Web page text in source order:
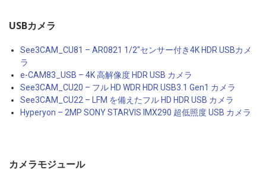
USBカメラ
See3CAM_CU81 – AR0821 1/2″センサー付き4K HDR USBカメ
ラ
e-CAM83_USB – 4K 高解像度 HDR USB カメラ
See3CAM_CU20 – フル HD WDR HDR USB3.1 Gen1 カメラ
See3CAM_CU22 – LFM を備えたフル HD HDR USB カメラ
Hyperyon – 2MP SONY STARVIS IMX290 超低照度 USB カメラ
カメラモジュール